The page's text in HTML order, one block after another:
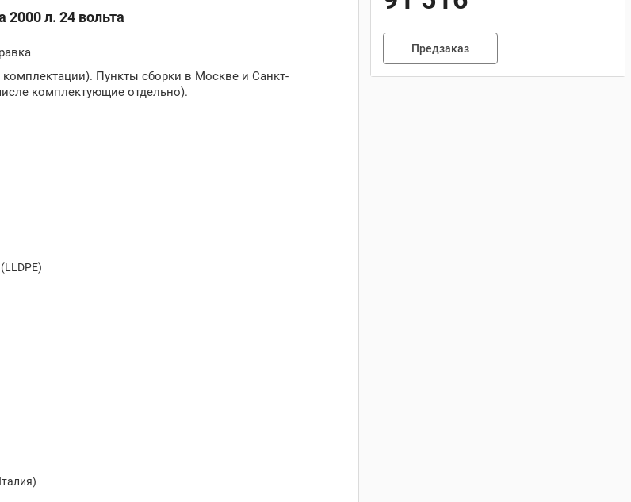
2000 л. 24 вольта
Пункты сборки в Москве и Санкт-
комплектующие отдельно).
Предзаказ